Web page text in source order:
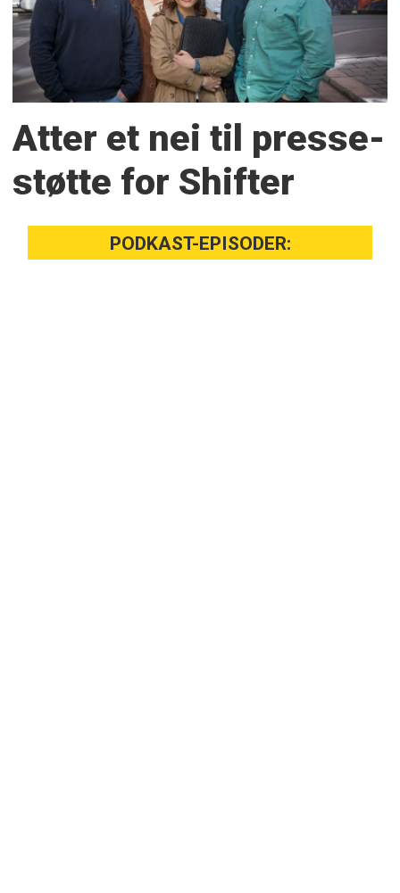
Atter et nei til presse­
støtte for Shifter
PODKAST-EPISODER: